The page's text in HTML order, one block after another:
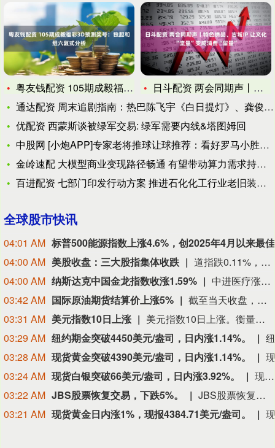
粤友钱配资 105期成毅福彩3D预测奖号：独胆和组六复式分析
日斗配资 两会同期声丨特色绣品、古城IP 让文化“流量”变成
通达配资 周末追剧指南：热巴陈飞宇《白日提灯》、龚俊任敏《家
优配资 西蒙斯谈被绿军交易: 绿军需要内线&塔图姆回
中股网 [小炮APP]专家老将推球让球推荐：看好罗马小胜格局
金岭速配 大模型商业变现路径畅通 有望带动算力需求持续旺盛
百进配资 七部门印发行动方案 推进石化化工行业老旧装置更新改
全球股市快讯
04:01 AM
04:00 AM 美股收盘：三大股指集体收跌
道指跌0.11%，标普500指数跌0.06%，纳指跌0.32%。Coherent Corp跌14.23%，Lumentum Holdings Inc. Common Stock When Issued跌8.56%，Ciena科技跌5.98%，Verisk Analytics跌5.55%，Arm Holdings Plc跌5.23%。“七姐妹”方面：亚马逊涨1.30%，微软涨1.23%，特斯拉涨0.70%，谷歌涨0.69%，Meta Platforms涨0.48%，苹果跌1.56%，英伟达跌2.87%。
04:00 AM 纳斯达克中国金龙指数收涨1.59%
中进医疗涨36.74%，中比能源涨17.00%，陆金所控股涨11.33%，BOSS直聘涨5.92%，中汽系统涨5.59%。
03:42 AM 国际原油期货结算价上涨5%
截至当天收盘，纽约商品交易所9月交货的轻质原油期货价格上涨3.95美元，收于每桶82.13美元，涨幅为5.05%；10月交货的伦敦布伦特原油期货价格上涨4.17美元，收于每桶87.72美元，涨幅为4.99%。
03:31 AM 美元指数10日上涨
美元指数10日上涨。衡量美元对六种主要货币的美元指数当天上涨0.27%，在汇市尾市收于99.809。截至纽约汇市尾市，1欧元兑换1.1542美元，低于前一交易日的1.1564美元；1英镑兑换1.3509美元，高于前一交易日的1.3499美元。1美元兑换159.24日元，高于前一交易日的157.55日元；1美元兑换0.8101瑞士法郎，高于前一交易日的0.8076瑞士法郎；1美元兑换1.3942加元，高于前一交易日的1.3937加元；1美元兑换9.5016瑞典克朗，高于前一交易日的9.4701瑞典克朗。
03:29 AM 纽约期金突破4450美元/盎司，日内涨1.14%。
03:28 AM 现货黄金突破4390美元/盎司，日内涨1.14%。
03:24 AM 现货白银突破66美元/盎司，日内涨3.92%。
现货白银突破66美元/盎司，日内涨3.92%。
03:22 AM JBS股票恢复交易，下跌5%。
JBS股票恢复交易，下跌5%。
03:21 AM 现货黄金日内涨1%，现报4384.71美元/盎司。